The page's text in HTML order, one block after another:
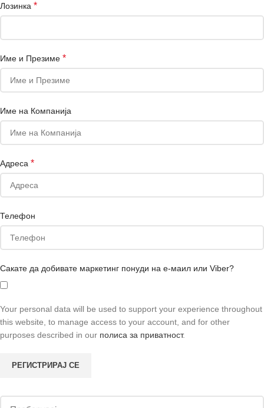
Лозинка *
Име и Презиме *
Име на Компанија
Адреса *
Телефон
Сакате да добивате маркетинг понуди на е-маил или Viber?
Your personal data will be used to support your experience throughout
this website, to manage access to your account, and for other
purposes described in our полиса за приватност.
РЕГИСТРИРАЈ СЕ